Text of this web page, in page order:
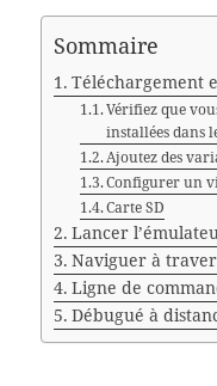
Sommaire
Téléchargement
Vérifiez que
installées dans
Ajoutez des
Configurer un
Carte SD
Lancer
Naviguer à
Ligne de
Débugué à